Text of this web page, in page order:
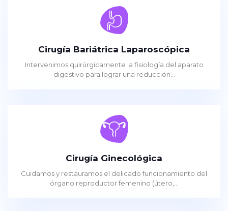
Cirugía Bariátrica Laparoscópica
Intervenimos quirúrgicamente la fisiología del aparato
digestivo para lograr una reducción...
Cirugía Ginecológica
Cuidamos y restauramos el delicado funcionamiento del
órgano reproductor femenino (útero,...